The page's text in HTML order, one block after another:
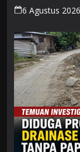
6 Agustus 2026